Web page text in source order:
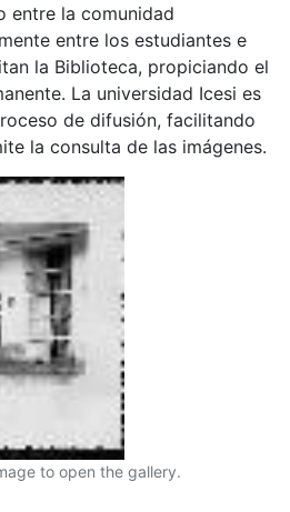
entre la comunidad
entre los estudiantes e
la Biblioteca, propiciando el
La universidad Icesi es
de difusión, facilitando
la consulta de las imágenes.
to open the gallery.